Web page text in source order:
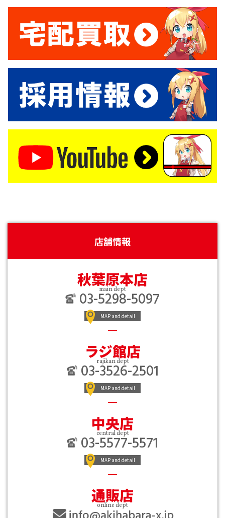
店舗情報
秋葉原本店
main dept
03-5298-5097
MAP and detail
ラジ館店
rajikan dept
03-3526-2501
MAP and detail
中央店
central dept
03-5577-5571
MAP and detail
通販店
online dept